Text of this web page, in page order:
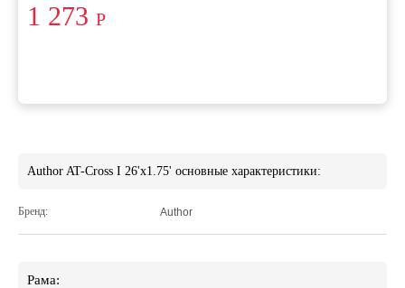
1 273 Р
Author AT-Cross I 26'x1.75' основные характеристики:
Бренд: Author
Рама: